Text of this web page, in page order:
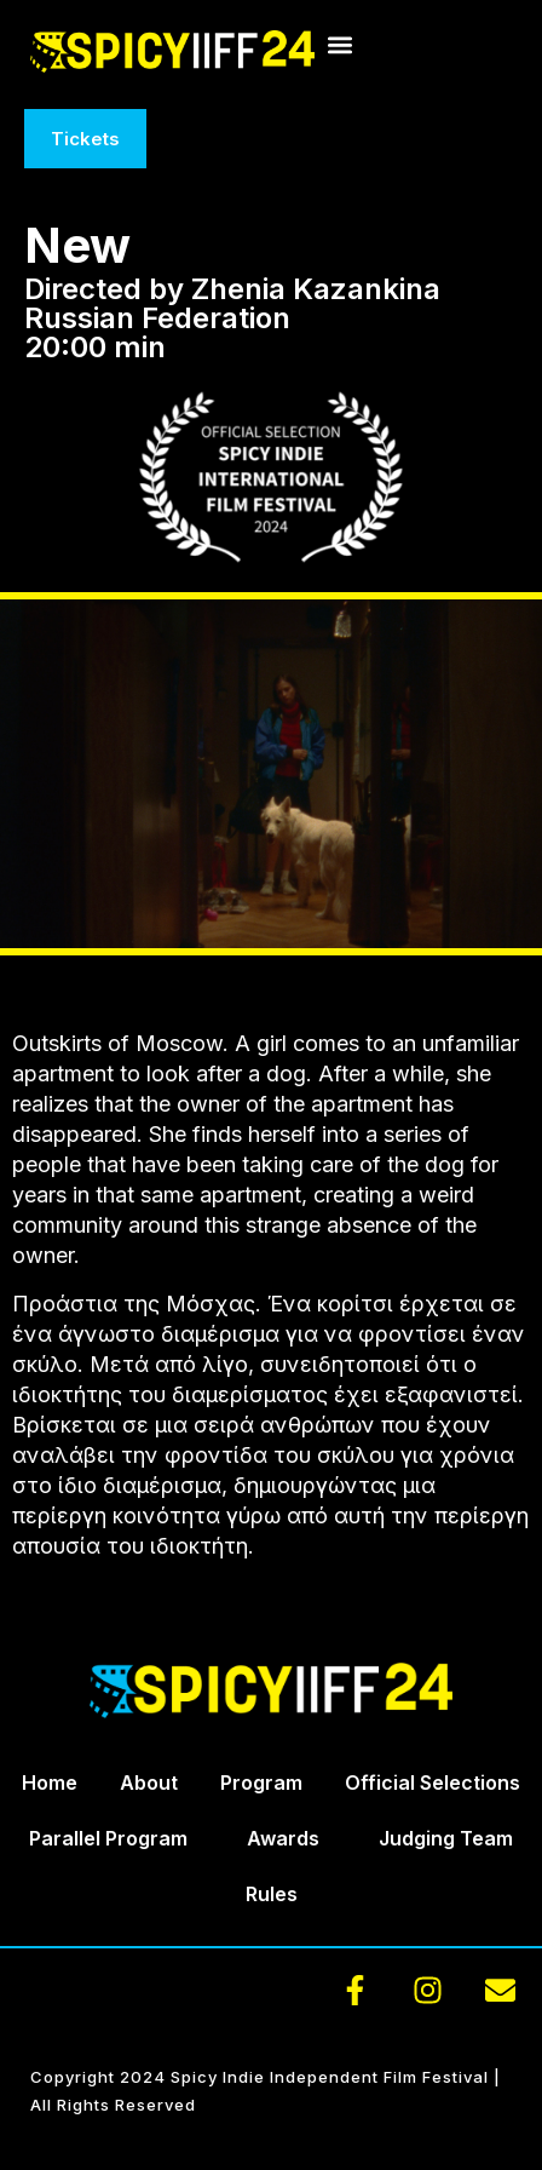
Tickets
New
Directed by Zhenia Kazankina
Russian Federation
20:00 min
Outskirts of Moscow. A girl comes to an unfamiliar
apartment to look after a dog. After a while, she
realizes that the owner of the apartment has
disappeared. She finds herself into a series of
people that have been taking care of the dog for
years in that same apartment, creating a weird
community around this strange absence of the
owner.
Προάστια της Μόσχας. Ένα κορίτσι έρχεται σε
ένα άγνωστο διαμέρισμα για να φροντίσει έναν
σκύλο. Μετά από λίγο, συνειδητοποιεί ότι ο
ιδιοκτήτης του διαμερίσματος έχει εξαφανιστεί.
Βρίσκεται σε μια σειρά ανθρώπων που έχουν
αναλάβει την φροντίδα του σκύλου για χρόνια
στο ίδιο διαμέρισμα, δημιουργώντας μια
περίεργη κοινότητα γύρω από αυτή την περίεργη
απουσία του ιδιοκτήτη.
Home About Program Official Selections
Parallel Program Awards Judging Team
Rules
Copyright 2024 Spicy Indie Independent Film Festival |
All Rights Reserved